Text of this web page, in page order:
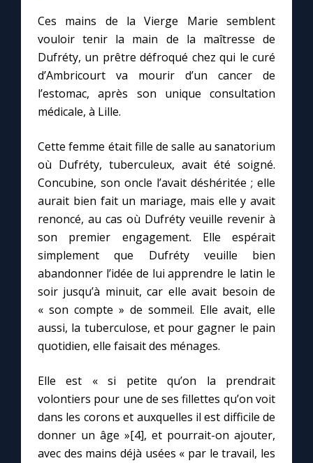
Ces mains de la Vierge Marie semblent
vouloir tenir la main de la maîtresse de
Dufréty, un prêtre défroqué chez qui le curé
d’Ambricourt va mourir d’un cancer de
l’estomac, après son unique consultation
médicale, à Lille.
Cette femme était fille de salle au sanatorium
où Dufréty, tuberculeux, avait été soigné.
Concubine, son oncle l’avait déshéritée ; elle
aurait bien fait un mariage, mais elle y avait
renoncé, au cas où Dufréty veuille revenir à
son premier engagement. Elle espérait
simplement que Dufréty veuille bien
abandonner l’idée de lui apprendre le latin le
soir jusqu’à minuit, car elle avait besoin de
« son compte » de sommeil. Elle avait, elle
aussi, la tuberculose, et pour gagner le pain
quotidien, elle faisait des ménages.
Elle est « si petite qu’on la prendrait
volontiers pour une de ses fillettes qu’on voit
dans les corons et auxquelles il est difficile de
donner un âge »[4], et pourrait-on ajouter,
avec des mains déjà usées « par le travail, les